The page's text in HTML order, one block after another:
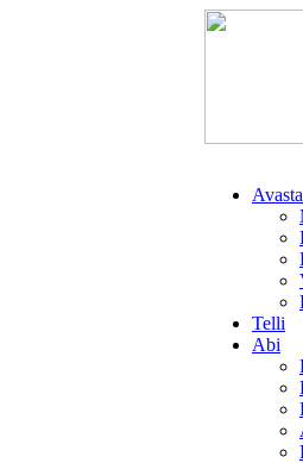
Avasta
Telli
Abi